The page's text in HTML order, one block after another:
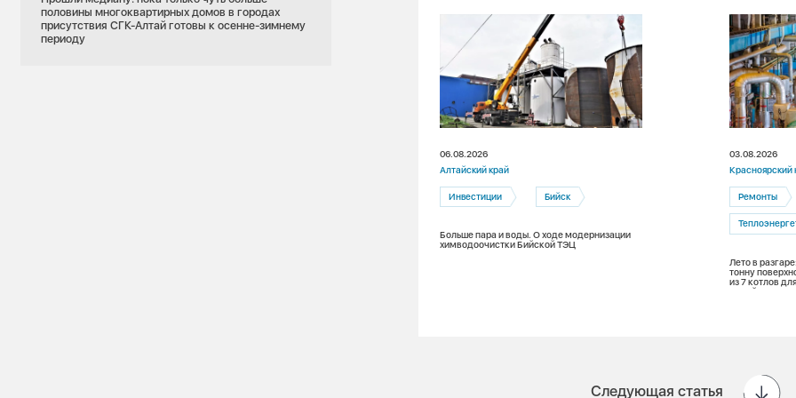
половины многоквартирных домов в городах
присутствия СГК-Алтай готовы к осенне-зимнему
периоду
06.08.2026
Алтайский край
Инвестиции Бийск
Больше пара и воды. О ходе модернизации
химводоочистки Бийской ТЭЦ
03.08.2026
Красноярский
Ремонты
Лето в
тонну
из 7 котлов
зимой
Следующая статья